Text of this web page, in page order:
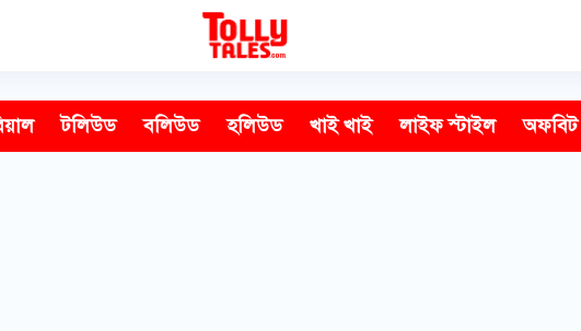
টলিউড বলিউড হলিউড খাই খাই লাইফ স্টাইল অফবিট